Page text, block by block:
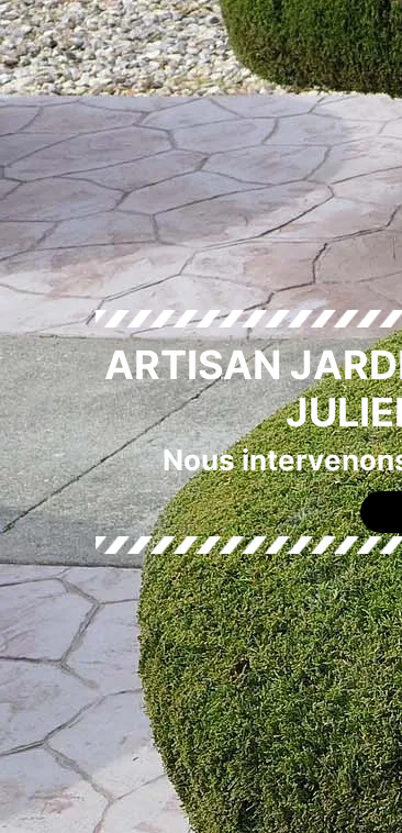
ARTISAN
Nous